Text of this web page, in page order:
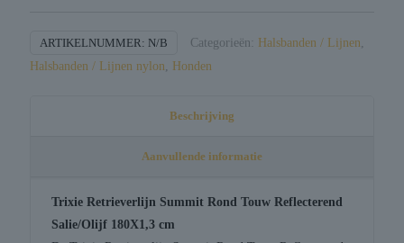
aantal
ARTIKELNUMMER: N/B Categorieën: Halsbanden / Lijnen,
Halsbanden / Lijnen nylon, Honden
Beschrijving
Aanvullende informatie
Trixie Retrieverlijn Summit Rond Touw Reflecterend
Salie/Olijf 180X1,3 cm